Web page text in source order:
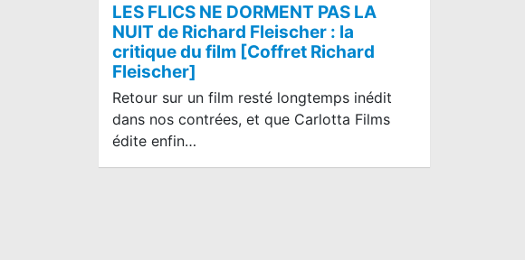
LES FLICS NE DORMENT PAS LA
NUIT de Richard Fleischer : la
critique du film [Coffret Richard
Fleischer]
Retour sur un film resté longtemps inédit
dans nos contrées, et que Carlotta Films
édite enfin…